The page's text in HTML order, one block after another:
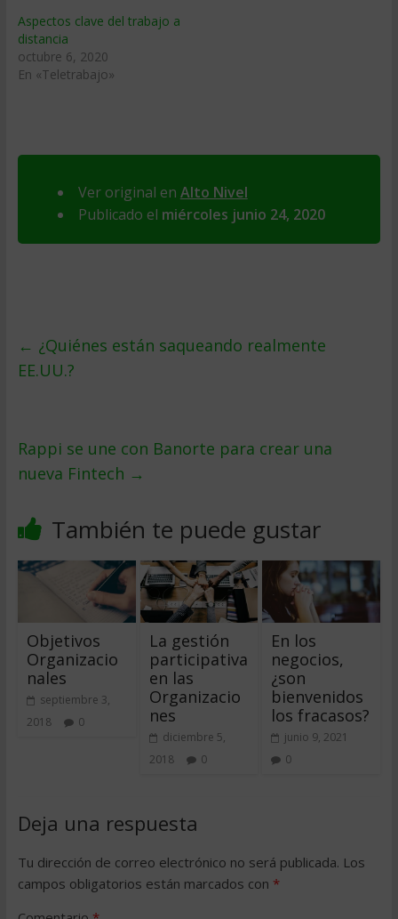
Aspectos clave del trabajo a
distancia
octubre 6, 2020
En «Teletrabajo»
Ver original en Alto Nivel
Publicado el miércoles junio 24, 2020
← ¿Quiénes están saqueando realmente
EE.UU.?
Rappi se une con Banorte para crear una
nueva Fintech →
También te puede gustar
Objetivos
Organizacio
nales
septiembre 3,
2018
0
La gestión
participativa
en las
Organizacio
nes
diciembre 5,
2018
0
En los
negocios,
¿son
bienvenidos
los fracasos?
junio 9, 2021
0
Deja una respuesta
Tu dirección de correo electrónico no será publicada. Los
campos obligatorios están marcados con *